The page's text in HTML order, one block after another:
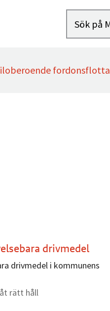
fordonsflotta
drivmedel
drivmedel i kommunens
rätt håll